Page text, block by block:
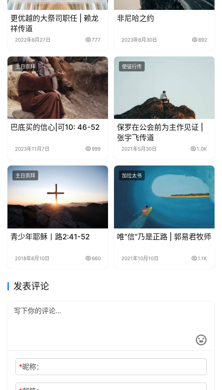
更优越的大祭司职任 | 赖龙
祥传道
2022年6月27日 777
非尼哈之约
2023年6月30日 892
主日崇拜
巴底买的信心|可10: 46-52
2023年11月7日 999
使徒行传
保罗在公会前为主作见证 |
张宇飞传道
2021年5月30日 1.0K
主日崇拜
青少年耶稣丨路2:41-52
2018年6月10日 660
加拉太书
唯“信”乃是正路 | 郭易君牧师
2021年10月10日 1.1K
发表评论
*昵称：